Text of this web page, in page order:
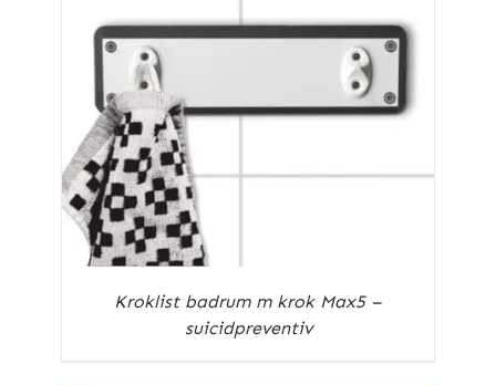
Kroklist badrum m krok Max5 –
suicidpreventiv